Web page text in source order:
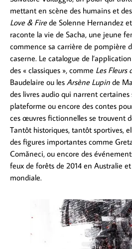
mettant en scène des humains et
Love & Firede Solenne Hernandez
raconte la vie de Sacha, une jeune
commence sa carrière de pompière
caserne. Le catalogue de
des « classiques », comme Les Fleurs
Baudelaire ou les Arsène Lupin de
des livres audio qui narrent certaines
plateforme ou encore des contes
ces œuvres fictionnelles se trouvent
Tantôt historiques, tantôt sportives,
des figures importantes comme
Comăneci, ou encore des
feux de forêts de 2014 en Australie
mondiale.